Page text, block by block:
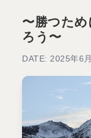
〜勝つた
ろう〜
DATE: 2025年6